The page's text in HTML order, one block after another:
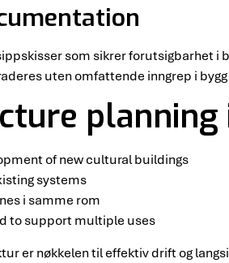
som sikrer forutsigbarhet
uten omfattende inngrep i
planning
of new cultural buildings
systems
i samme rom
to support multiple uses
er nøkkelen til effektiv drift og